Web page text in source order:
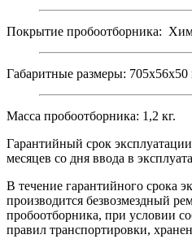
Покрытие пробоотборника:
Габаритные размеры:
Масса пробоотборника: 1,2 кг.
Гарантийный срок
месяцев со дня ввода в
В течение гарантийного срока
производится безвозмездный
пробоотборника, при условии
правил транспортировки,